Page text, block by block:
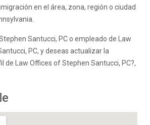
en el área, zona, región o ciudad
Santucci, PC o empleado de Law
PC, y deseas actualizar la
de Law Offices of Stephen Santucci, PC?,